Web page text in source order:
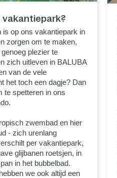
vakantiepark?
is op ons vakantiepark in
zorgen om te maken,
plezier te
zich uitleven in BALUBA
van de vele
het toch een dagje? Dan
te spetteren in ons
zwembad en hier
- zich urenlang
per vakantiepark,
glijbanen roetsjen, in
in het bubbelbad.
we ook altijd een